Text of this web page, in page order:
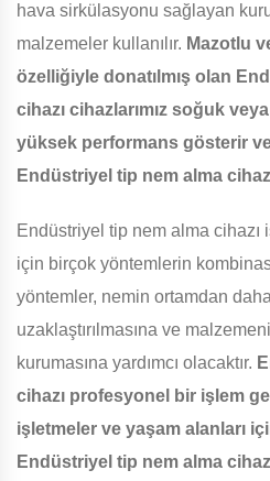
hava sirkülasyonu sağlayan
malzemeler kullanılır. Mazotlu
özelliğiyle donatılmış olan
cihazı cihazlarımız soğuk
yüksek performans gösterir
Endüstriyel tip nem alma
Endüstriyel tip nem alma cihazı
için birçok yöntemlerin
yöntemler, nemin ortamdan
uzaklaştırılmasına ve
kurumasına yardımcı olacaktır.
cihazı profesyonel bir işlem
işletmeler ve yaşam alanları
Endüstriyel tip nem alma